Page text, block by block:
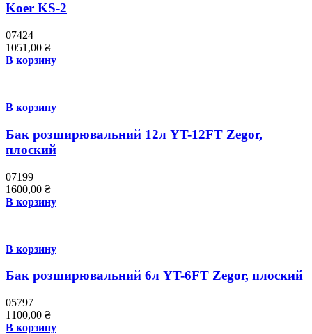
Koer KS-2
07424
1051,00 ₴
В корзину
В корзину
Бак розширювальний 12л YT-12FT Zegor,
плоский
07199
1600,00 ₴
В корзину
В корзину
Бак розширювальний 6л YT-6FT Zegor, плоский
05797
1100,00 ₴
В корзину